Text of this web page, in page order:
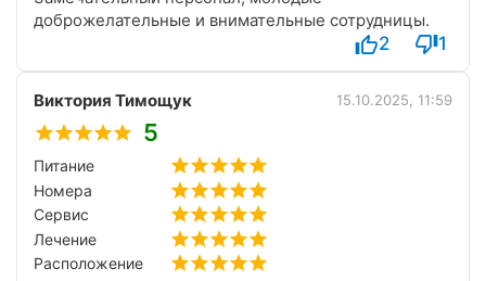
доброжелательные и внимательные сотрудницы.
2 1
Виктория Тимощук 15.10.2025, 11:59
5
Питание
Номера
Сервис
Лечение
Расположение